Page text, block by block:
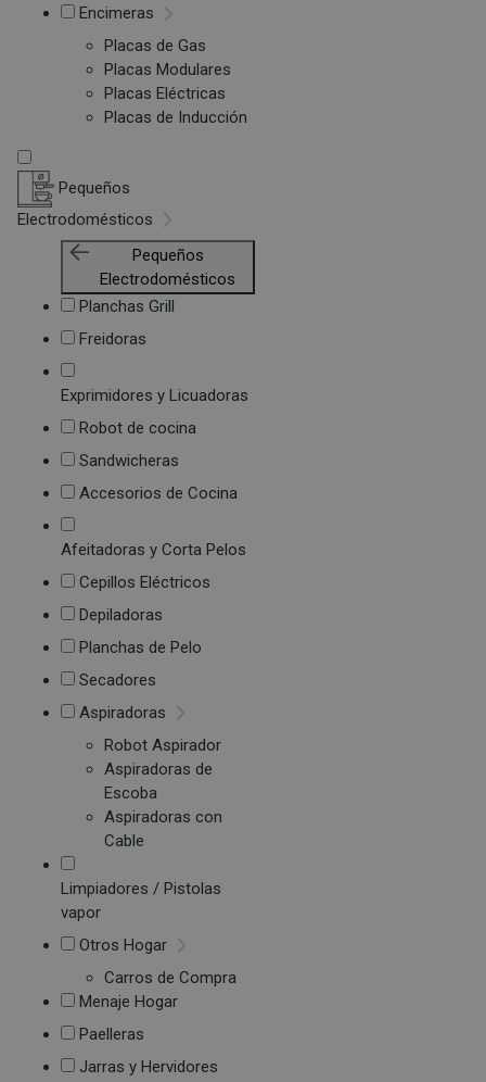
Encimeras
Placas de Gas
Placas Modulares
Placas Eléctricas
Placas de Inducción
Pequeños
Electrodomésticos
Pequeños
Electrodomésticos
Planchas Grill
Freidoras
Exprimidores y Licuadoras
Robot de cocina
Sandwicheras
Accesorios de Cocina
Afeitadoras y Corta Pelos
Cepillos Eléctricos
Depiladoras
Planchas de Pelo
Secadores
Aspiradoras
Robot Aspirador
Aspiradoras de
Escoba
Aspiradoras con
Cable
Limpiadores / Pistolas
vapor
Otros Hogar
Carros de Compra
Menaje Hogar
Paelleras
Jarras y Hervidores